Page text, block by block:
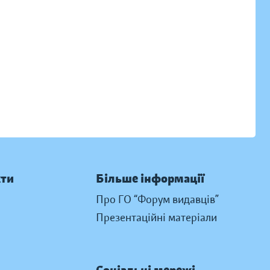
Більше інформації
Про ГО “Форум видавців”
Презентаційні матеріали